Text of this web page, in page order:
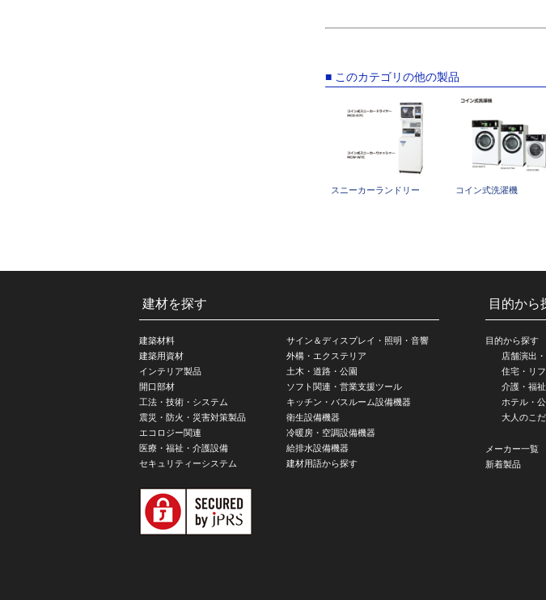
■ このカテゴリの他の製品
スニーカーランドリー コイン式洗濯機
建材を探す
建築材料
建築用資材
インテリア製品
開口部材
工法・技術・システム
震災・防火・災害対策製品
エコロジー関連
医療・福祉・介護設備
セキュリティーシステム
サイン＆ディスプレイ・照明・音響
外構・エクステリア
土木・道路・公園
ソフト関連・営業支援ツール
キッチン・バスルーム設備機器
衛生設備機器
冷暖房・空調設備機器
給排水設備機器
建材用語から探す
目的から
目的から探す
店舗演出
住宅・リ
介護・福
ホテル・
大人のこ
メーカー一覧
新着製品